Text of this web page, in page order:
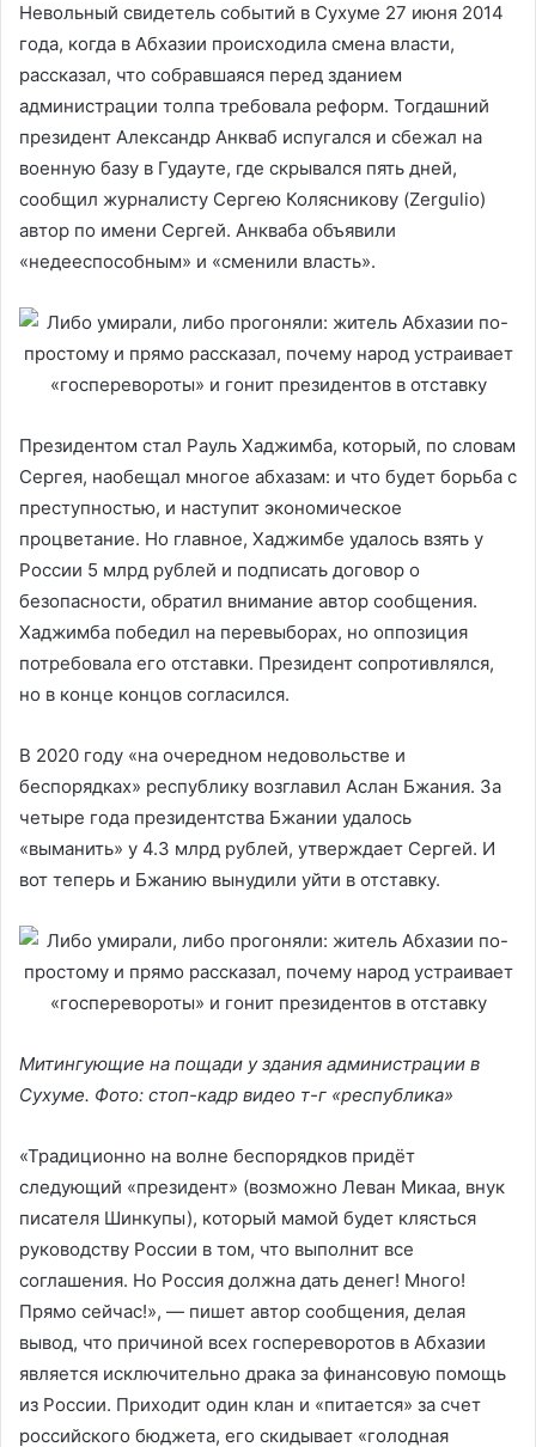
Невольный свидетель событий в Сухуме 27 июня 2014
года, когда в Абхазии происходила смена власти,
рассказал, что собравшаяся перед зданием
администрации толпа требовала реформ. Тогдашний
президент Александр Анкваб испугался и сбежал на
военную базу в Гудауте, где скрывался пять дней,
сообщил журналисту Сергею Колясникову (Zergulio)
автор по имени Сергей. Анкваба объявили
«недееспособным» и «сменили власть».
Президентом стал Рауль Хаджимба, который, по словам
Сергея, наобещал многое абхазам: и что будет борьба с
преступностью, и наступит экономическое
процветание. Но главное, Хаджимбе удалось взять у
России 5 млрд рублей и подписать договор о
безопасности, обратил внимание автор сообщения.
Хаджимба победил на перевыборах, но оппозиция
потребовала его отставки. Президент сопротивлялся,
но в конце концов согласился.
В 2020 году «на очередном недовольстве и
беспорядках» республику возглавил Аслан Бжания. За
четыре года президентства Бжании удалось
«выманить» у 4.3 млрд рублей, утверждает Сергей. И
вот теперь и Бжанию вынудили уйти в отставку.
Митингующие на пощади у здания администрации в
Сухуме. Фото: стоп-кадр видео т-г «республика»
«Традиционно на волне беспорядков придёт
следующий «президент» (возможно Леван Микаа, внук
писателя Шинкупы), который мамой будет клясться
руководству России в том, что выполнит все
соглашения. Но Россия должна дать денег! Много!
Прямо сейчас!», — пишет автор сообщения, делая
вывод, что причиной всех госпереворотов в Абхазии
является исключительно драка за финансовую помощь
из России. Приходит один клан и «питается» за счет
российского бюджета, его скидывает «голодная